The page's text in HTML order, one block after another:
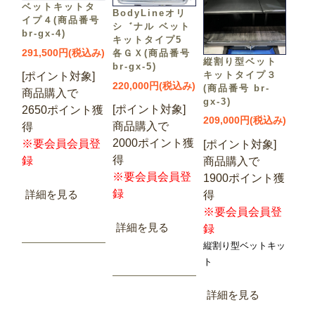
ベットキットタ
イプ４(商品番号
br-gx-4)
291,500円(税込み)
[ポイント対象]
商品購入で
2650ポイント獲
得
※要会員会員登
録
詳細を見る
BodyLineオリ
シ゛ナル ベット
キットタイプ5
各ＧＸ(商品番号
br-gx-5)
220,000円(税込み)
[ポイント対象]
商品購入で
2000ポイント獲
得
※要会員会員登
録
詳細を見る
縦割り型ベット
キットタイプ３
(商品番号 br-
gx-3)
209,000円(税込み)
[ポイント対象]
商品購入で
1900ポイント獲
得
※要会員会員登
録
縦割り型ベットキッ
ト
詳細を見る